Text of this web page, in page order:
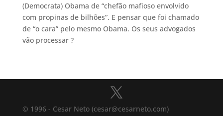
(Democrata) Obama de “chefão mafioso envolvido
com propinas de bilhões”. E pensar que foi chamado
de “o cara” pelo mesmo Obama. Os seus advogados
vão processar ?
© 1996 - Cesar Neto (cesar@cesarneto.com)